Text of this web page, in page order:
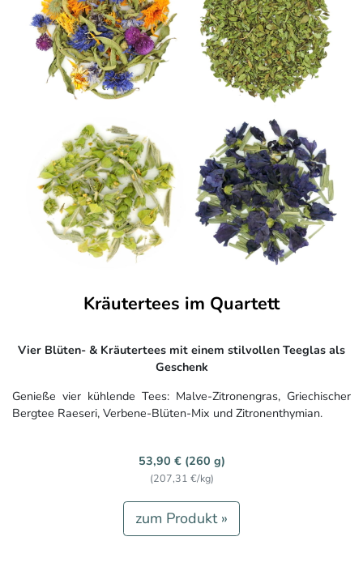
Kräutertees im Quartett
Vier Blüten- & Kräutertees mit einem stilvollen Teeglas als
Geschenk
Genieße vier kühlende Tees: Malve-Zitronengras, Griechischer
Bergtee Raeseri, Verbene-Blüten-Mix und Zitronenthymian.
53,90 € (260 g)
(207,31 €/kg)
zum Produkt »